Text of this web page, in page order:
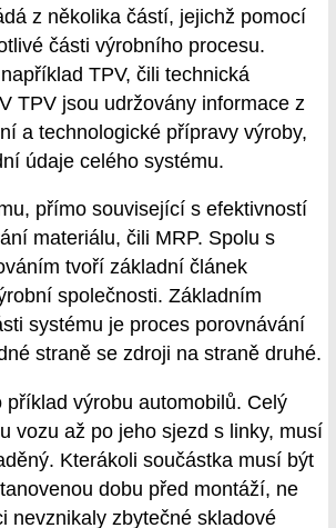
z několika částí, jejichž pomocí
části výrobního procesu.
TPV, čili technická
TPV jsou udržovány informace z
a technologické přípravy výroby,
údaje celého systému.
přímo související s efektivností
materiálu, čili MRP. Spolu s
tvoří základní článek
společnosti. Základním
systému je proces porovnávání
straně se zdroji na straně druhé.
příklad výrobu automobilů. Celý
vozu až po jeho sjezd s linky, musí
Kterákoli součástka musí být
dobu před montáží, ne
nevznikaly zbytečné skladové